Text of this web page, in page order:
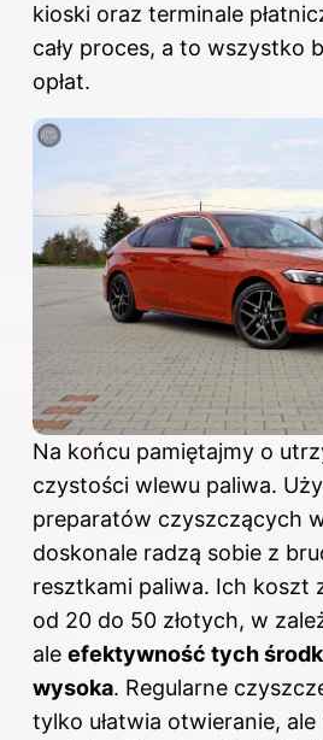
kioski oraz terminale
cały proces, a to wszystko
opłat.
Na końcu pamiętajmy o
czystości wlewu paliwa.
preparatów czyszczących
doskonale radzą sobie z
resztkami paliwa. Ich koszt
od 20 do 50 złotych, w
ale efektywność tych
wysoka. Regularne
tylko ułatwia otwieranie,